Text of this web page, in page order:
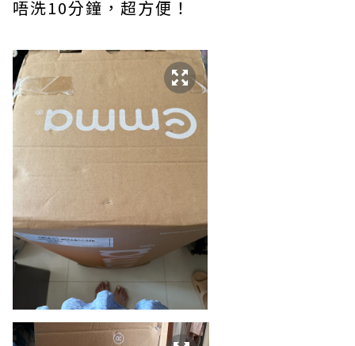
唔洗10分鐘，超方便！